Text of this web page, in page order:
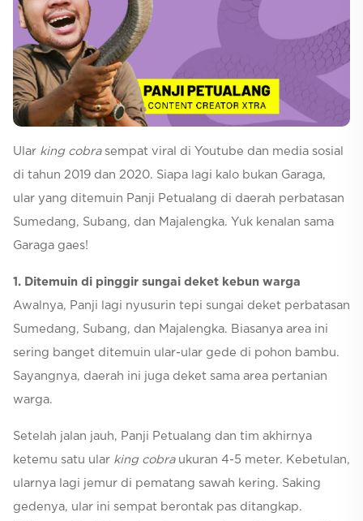
Selfcare
Ular king cobra sempat viral di Youtube dan media sosial
di tahun 2019 dan 2020. Siapa lagi kalo bukan Garaga,
ular yang ditemuin Panji Petualang di daerah perbatasan
Sumedang, Subang, dan Majalengka. Yuk kenalan sama
Garaga gaes!
1. Ditemuin di pinggir sungai deket kebun warga
Awalnya, Panji lagi nyusurin tepi sungai deket perbatasan
Sumedang, Subang, dan Majalengka. Biasanya area ini
sering banget ditemuin ular-ular gede di pohon bambu.
Sayangnya, daerah ini juga deket sama area pertanian
warga.
Setelah jalan jauh, Panji Petualang dan tim akhirnya
ketemu satu ular king cobra ukuran 4-5 meter. Kebetulan,
ularnya lagi jemur di pematang sawah kering. Saking
gedenya, ular ini sempat berontak pas ditangkap.